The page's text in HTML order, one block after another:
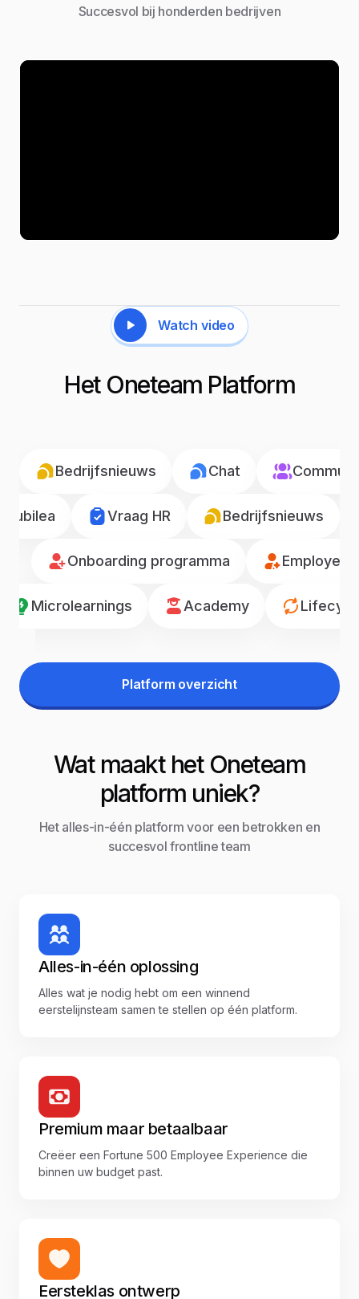
Succesvol bij honderden bedrijven
Watch video
Het Oneteam Platform
Bedrijfsnieuws Chat
Jubilea Vraag HR Bedrijfsnieuws
Onboarding programma Employee
Microlearnings Academy
Platform overzicht
Wat maakt het Oneteam
platform uniek?
Het alles-in-één platform voor een betrokken en
succesvol frontline team
Alles-in-één oplossing
Alles wat je nodig hebt om een winnend
eerstelijnsteam samen te stellen op één platform.
Premium maar betaalbaar
Creëer een Fortune 500 Employee Experience die
binnen uw budget past.
Eersteklas ontwerp